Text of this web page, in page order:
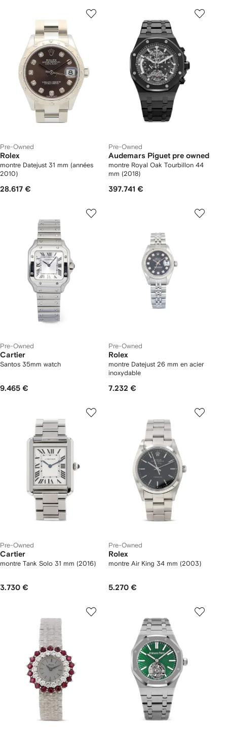
Pre-Owned
Rolex
montre Datejust 31 mm (années
2010)
28.617 €
Pre-Owned
Audemars Piguet pre owned
montre Royal Oak Tourbillon 44
mm (2018)
397.741 €
Pre-Owned
Cartier
Santos 35mm watch
9.465 €
Pre-Owned
Rolex
montre Datejust 26 mm en acier
inoxydable
7.232 €
Pre-Owned
Cartier
montre Tank Solo 31 mm (2016)
3.730 €
Pre-Owned
Rolex
montre Air King 34 mm (2003)
5.270 €